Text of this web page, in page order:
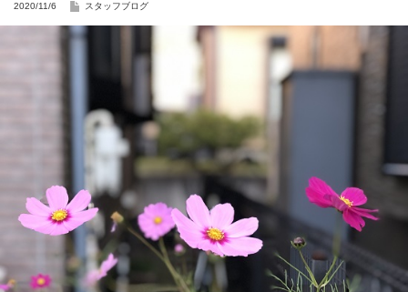
2020/11/6 スタッフブログ